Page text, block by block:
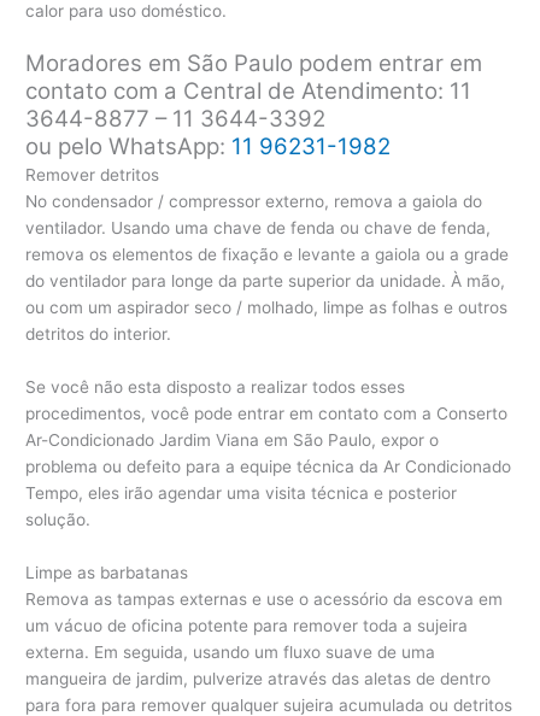
calor para uso doméstico.
Moradores em São Paulo podem entrar em
contato com a Central de Atendimento: 11
3644-8877 – 11 3644-3392
ou pelo WhatsApp: 11 96231-1982
Remover detritos
No condensador / compressor externo, remova a gaiola do
ventilador. Usando uma chave de fenda ou chave de fenda,
remova os elementos de fixação e levante a gaiola ou a grade
do ventilador para longe da parte superior da unidade. À mão,
ou com um aspirador seco / molhado, limpe as folhas e outros
detritos do interior.
Se você não esta disposto a realizar todos esses
procedimentos, você pode entrar em contato com a Conserto
Ar-Condicionado Jardim Viana em São Paulo, expor o
problema ou defeito para a equipe técnica da Ar Condicionado
Tempo, eles irão agendar uma visita técnica e posterior
solução.
Limpe as barbatanas
Remova as tampas externas e use o acessório da escova em
um vácuo de oficina potente para remover toda a sujeira
externa. Em seguida, usando um fluxo suave de uma
mangueira de jardim, pulverize através das aletas de dentro
para fora para remover qualquer sujeira acumulada ou detritos